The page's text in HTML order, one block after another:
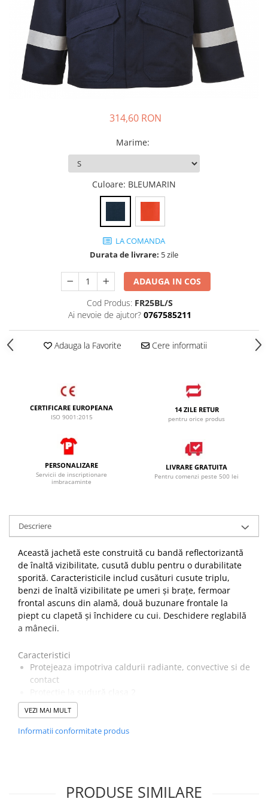
JACHETE DE LUCRU
PANTALONI DE LUCRU
JACHETE VATUITE
INDUSTRIA ALIMENTARA
GENUNCHIERE
314,60 RON
Marime:
Culoare: BLEUMARIN
LA COMANDA
Durata de livrare: 5 zile
ADAUGA IN COS
Cod Produs: FR25BL/S
Ai nevoie de ajutor? 0767585211
Adauga la Favorite Cere informatii
CERTIFICARE EUROPEANA
ISO 9001:2015
14 ZILE RETUR
pentru orice produs
PERSONALIZARE
Servicii de inscriptionare
imbracaminte
LIVRARE GRATUITA
Pentru comenzi peste 500 lei
Descriere
Această jachetă este construită cu bandă reflectorizantă
de înaltă vizibilitate, cusută dublu pentru o durabilitate
sporită. Caracteristicile includ cusături cusute triplu,
benzi de înaltă vizibilitate pe umeri și brațe, fermoar
frontal ascuns din alamă, două buzunare frontale la
piept cu clapetă și închidere cu cui. Deschidere reglabilă
a mânecii.
Caracteristici
Protejeaza impotriva caldurii radiante, convective si de
contact
2 buzunare cu capse aplicate in zona inferioara
Buzunare cu capse aplicate in zona pieptului
Fermoar si capse ascunse
UPF 40 pentru a bloca 98% din razele UV
VEZI MAI MULT
Informatii conformitate produs
PRODUSE SIMILARE